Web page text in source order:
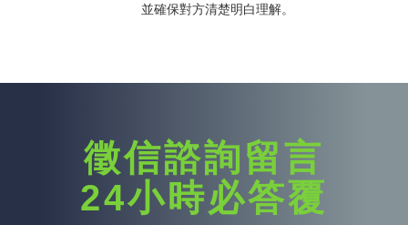
並確保對方清楚明白理解。
徵信諮詢留言
24小時必答覆